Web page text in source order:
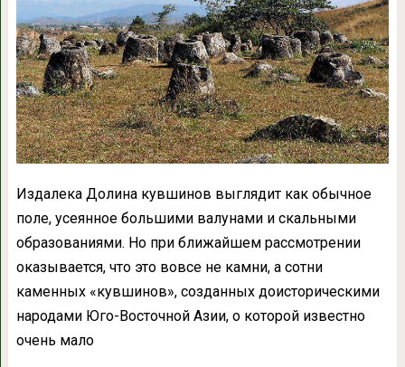
Издалека Долина кувшинов выглядит как обычное
поле, усеянное большими валунами и скальными
образованиями. Но при ближайшем рассмотрении
оказывается, что это вовсе не камни, а сотни
каменных «кувшинов», созданных доисторическими
народами Юго-Восточной Азии, о которой известно
очень мало